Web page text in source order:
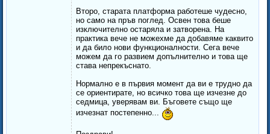
Второ, старата платформа работеше чудесно,
но само на пръв поглед. Освен това беше
изключително остаряла и затворена. На
практика вече не можехме да добавяме каквито
и да било нови функционалности. Сега вече
можем да го развием допълнително и това ще
става непрекъснато.
Нормално е в първия момент да ви е трудно да
се ориентирате, но всичко това ще изчезне до
седмица, уверявам ви. Бъговете също ще
изчезнат постепенно...